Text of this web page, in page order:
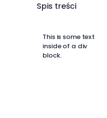
Spis treści
This is some text
inside of a div
block.